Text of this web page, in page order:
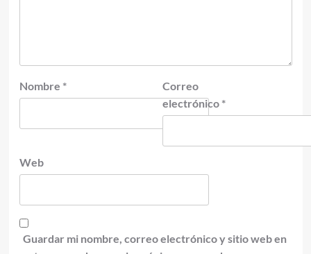
Nombre *
Correo
electrónico *
Web
Guardar mi nombre, correo electrónico y sitio web en